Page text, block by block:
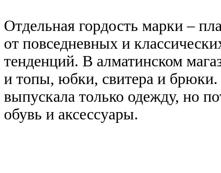
Отдельная гордость марки –
от повседневных и
тенденций. В алматинском
и топы, юбки, свитера и брюки.
выпускала только одежду, но
обувь и аксессуары.